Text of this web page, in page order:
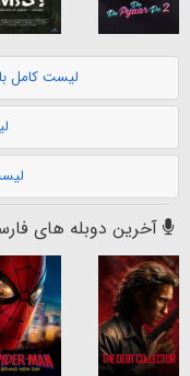
لیست کامل
آخرین دوبله های